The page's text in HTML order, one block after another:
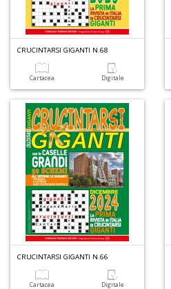
CRUCINTARSI GIGANTI N.68
Cartacea Digitale
CRUCINTARSI GIGANTI N.66
Cartacea Digitale